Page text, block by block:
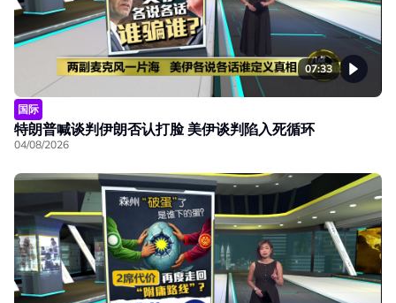
07:33
国际
特朗普喊谈判伊朗否认打脸 美伊谈判陷入死循环
04/08/2026